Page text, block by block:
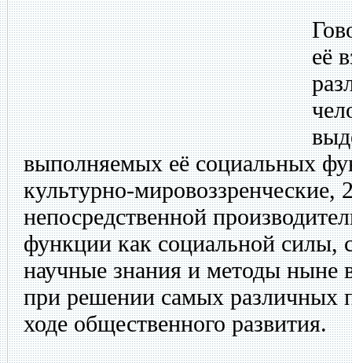
её
выполняемых её социальных
культурно-мировоззренческие,
непосредственной
функции как социальной силы,
научные знания и методы ныне
при решении самых различных
ходе общественного развития.